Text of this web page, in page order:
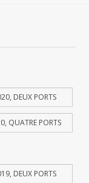
DEUX PORTS
QUATRE PORTS
DEUX PORTS